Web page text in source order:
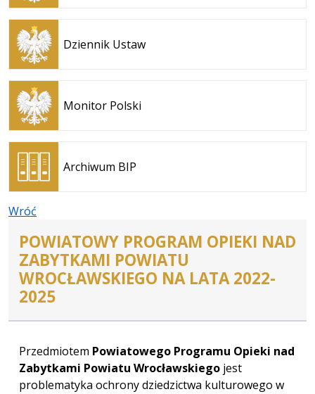
karcie
Dziennik Ustaw
Otwiera
się w
nowej
karcie
Monitor Polski
Otwiera
się w
nowej
karcie
Archiwum BIP
Otwiera
się w
nowej
karcie
Wróć
POWIATOWY PROGRAM OPIEKI NAD
ZABYTKAMI POWIATU
WROCŁAWSKIEGO NA LATA 2022-
2025
Przedmiotem Powiatowego Programu Opieki nad
Zabytkami Powiatu Wrocławskiego jest
problematyka ochrony dziedzictwa kulturowego w